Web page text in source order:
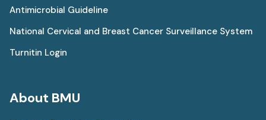
Antimicrobial Guideline
National Cervical and Breast Cancer Surveillance System
Turnitin Login
About BMU